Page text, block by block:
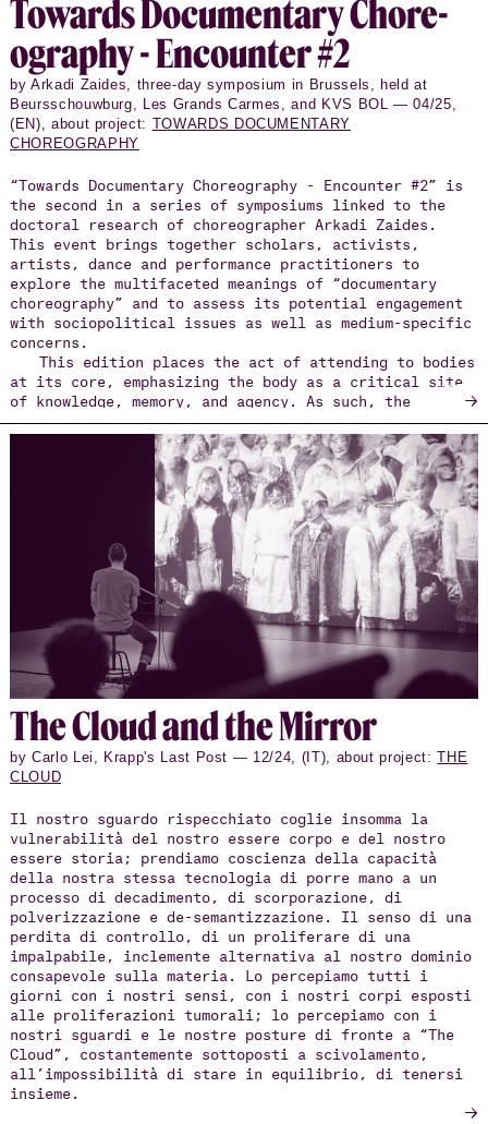
To­wards Doc­u­men­tary Chore­
og­ra­phy - En­counter #2
by Arkadi Zaides, three-day symposium in Brussels, held at
Beursschouwburg, Les Grands Carmes, and KVS BOL — 04/25,
(EN), about project: TOWARDS DOCUMENTARY
CHOREOGRAPHY
“Towards Documentary Choreography - Encounter #2” is
the second in a series of symposiums linked to the
doctoral research of choreographer Arkadi Zaides.
This event brings together scholars, activists,
artists, dance and performance practitioners to
explore the multifaceted meanings of “documentary
choreography” and to assess its potential engagement
with sociopolitical issues as well as medium-specific
concerns.
This edition places the act of attending to bodies
at its core, emphasizing the body as a critical site
of knowledge, memory, and agency. As such, the
symposium invites participants to consider how
physical gestures, movements, and embodied acts act
as repositories of lived experience, capable of
reflecting on and responding to sociopolitical
realities. Attending to bodies means not only
observing their actions but also recognizing the ways
they embody histories of struggle, resilience, and
transformation.
→
The Cloud and the Mirror
by Carlo Lei, Krapp's Last Post — 12/24, (IT), about project:THE
CLOUD
Il nostro sguardo rispecchiato coglie insomma la
vulnerabilità del nostro essere corpo e del nostro
essere storia; prendiamo coscienza della capacità
della nostra stessa tecnologia di porre mano a un
processo di decadimento, di scorporazione, di
polverizzazione e de-semantizzazione. Il senso di una
perdita di controllo, di un proliferare di una
impalpabile, inclemente alternativa al nostro dominio
consapevole sulla materia. Lo percepiamo tutti i
giorni con i nostri sensi, con i nostri corpi esposti
alle proliferazioni tumorali; lo percepiamo con i
nostri sguardi e le nostre posture di fronte a “The
Cloud”, costantemente sottoposti a scivolamento,
all’impossibilità di stare in equilibrio, di tenersi
insieme.
→